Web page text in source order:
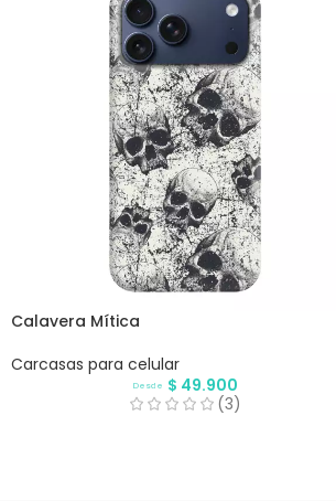
Calavera Mítica
Carcasas para celular
Desde $ 49.900
(3)